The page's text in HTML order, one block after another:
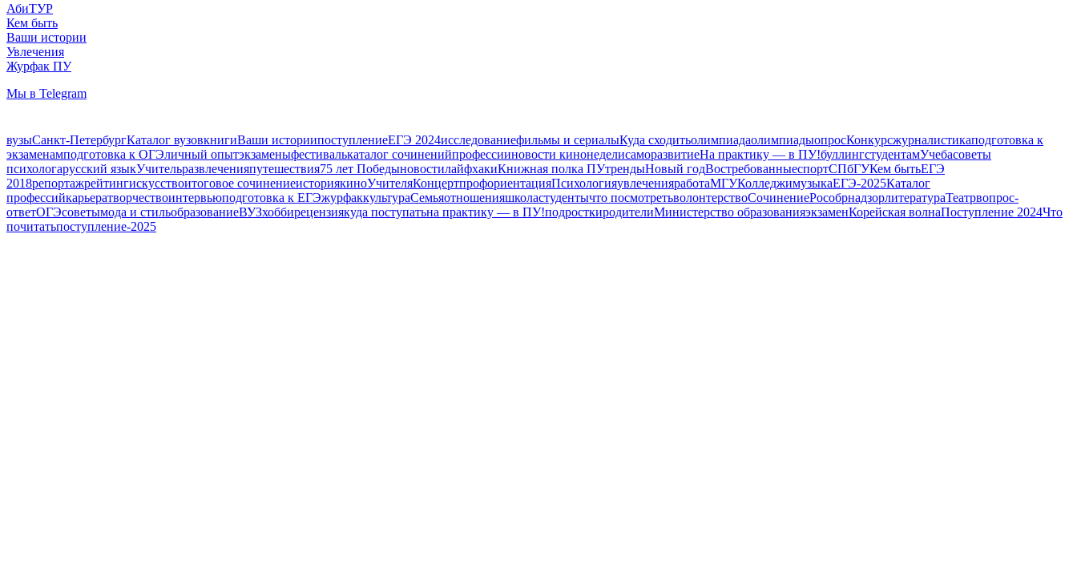
АбиТУР
Кем быть
Ваши истории
Увлечения
Журфак ПУ
Мы в Telegram
вузыСанкт-ПетербургКаталог вузовкнигиВаши историипоступлениеЕГЭ 2024исследованиефильмы и сериалыКуда сходитьолимпиадаолимпиадыопросКонкурсжурналистикаподготовка к
экзаменамподготовка к ОГЭличный опытэкзаменыфестивалькаталог сочиненийпрофессииновости кинонеделисаморазвитиеНа практику — в ПУ!буллингстудентамУчебасоветы
психологарусский языкУчительразвлеченияпутешествия75 лет ПобедыновостилайфхакиКнижная полка ПУтрендыНовый годВостребованныеспортСПбГУКем бытьЕГЭ
2018репортажрейтингискусствоитоговое сочинениеисториякиноУчителяКонцертпрофориентацияПсихологияувлеченияработаМГУКолледжимузыкаЕГЭ-2025Каталог
профессийкарьератворчествоинтервьюподготовка к ЕГЭжурфаккультураСемьяотношенияшколастудентычто посмотретьволонтерствоСочинениеРособрнадзорлитератураТеатрвопрос-
ответОГЭсоветымода и стильобразованиеВУЗхоббирецензиякуда поступатьна практику — в ПУ!подросткиродителиМинистерство образованияэкзаменКорейская волнаПоступление 2024Что
почитатьпоступление-2025